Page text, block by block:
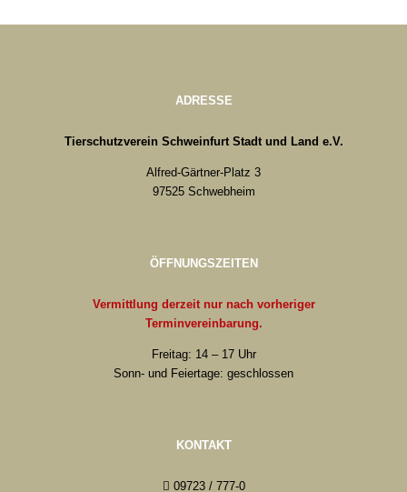
ADRESSE
Tierschutzverein Schweinfurt Stadt und Land e.V.
Alfred-Gärtner-Platz 3
97525 Schwebheim
ÖFFNUNGSZEITEN
Vermittlung derzeit nur nach vorheriger
Terminvereinbarung.
Freitag: 14 – 17 Uhr
Sonn- und Feiertage: geschlossen
KONTAKT
09723 / 777-0